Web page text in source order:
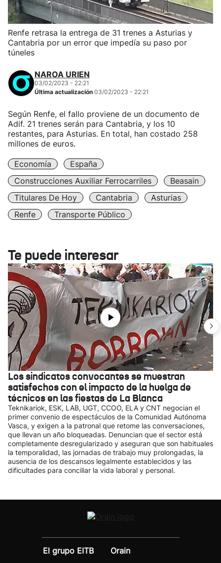
Renfe retrasa la entrega de 31 trenes a Asturias y
Cantabria por un error que impedía su paso por
túneles
NAROA URIEN
03/02/2023 - 22:21
Última actualización 03/02/2023 - 22:21
Según Renfe, el fallo proviene de un documento de
Adif. 21 trenes serán para Cantabria, y los 10
restantes, para Asturias. En total, han costado 258
millones de euros.
Economía
España
Construcciones Auxiliar Ferrocarriles
Beasain
Titulares De Hoy
Cantabria
Asturias
Renfe
Transporte Público
Te puede interesar
Los sindicatos convocantes se muestran
satisfechos con el impacto de la huelga de
técnicos en las fiestas de La Blanca
Teknikariok, ESK, LAB, UGT, CCOO, ELA y CNT negocian el
primer convenio de espectáculos de la Comunidad Autónoma
Vasca, y exigen a la patronal que retome las conversaciones,
que llevan un año bloqueadas. Denuncian que el sector está
completamente desregularizado y aseguran que son habituales
la temporalidad, las jornadas de trabajo muy prolongadas, la
ausencia de los descansos legalmente establecidos y las
dificultades para conciliar la vida laboral y personal.
El grupo EITB
Orain